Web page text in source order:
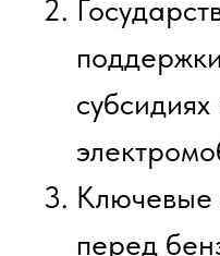
бартер - базовый
3 опции платного
тест‑драйв
1. лекция, тест -
1го часа, практика
электромобиля на